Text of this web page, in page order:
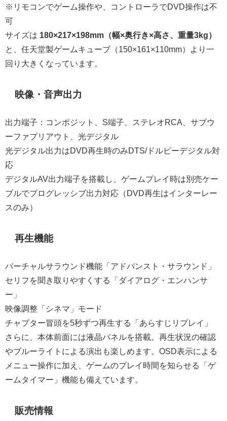
※リモコンでゲーム操作や、コントローラでDVD操作は不
可
サイズは 180×217×198mm（幅×奥行き×高さ、重量3kg）
と、任天堂製ゲームキューブ（150×161×110mm）より一
回り大きくなっています。
映像・音声出力
出力端子：コンポジット、S端子、ステレオRCA、サブウ
ーファプリアウト、光デジタル
光デジタル出力はDVD再生時のみDTS/ドルビーデジタル対
応
デジタルAV出力端子を搭載し、ゲームプレイ時は別売ケー
ブルでプログレッシブ出力対応（DVD再生はインターレー
スのみ）
再生機能
バーチャルサラウンド機能「アドバンスト・サラウンド」
セリフを聞き取りやすくする「ダイアログ・エンハンサ
ー」
映像調整「シネマ」モード
チャプター冒頭を5秒ずつ再生する「あらすじリプレイ」
さらに、本体前面には液晶パネルを搭載。再生状況の確認
やブルーライトによる演出も楽しめます。OSD表示による
メニュー操作に加え、ゲームのプレイ時間を知らせる「ゲ
ームタイマー」機能も備えています。
販売情報